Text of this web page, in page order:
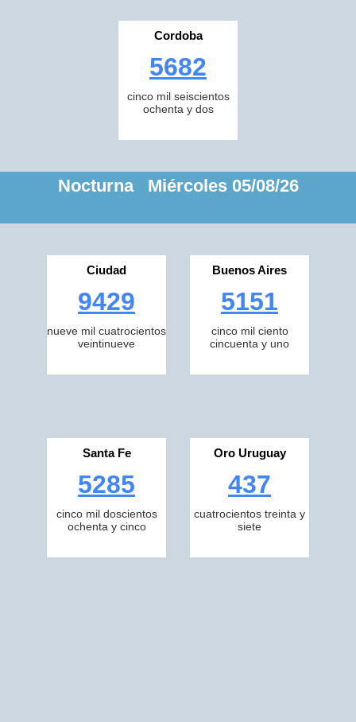
Cordoba
5682
cinco mil seiscientos
ochenta y dos
Nocturna Miércoles 05/08/26
Ciudad
9429
nueve mil cuatrocientos
veintinueve
Buenos Aires
5151
cinco mil ciento
cincuenta y uno
Santa Fe
5285
cinco mil doscientos
ochenta y cinco
Oro Uruguay
437
cuatrocientos treinta y
siete